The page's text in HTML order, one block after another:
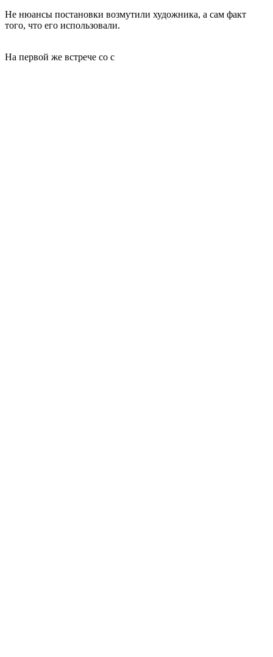
Не нюансы постановки возмутили художника, а сам факт
того, что его использовали.
На первой же встрече со с